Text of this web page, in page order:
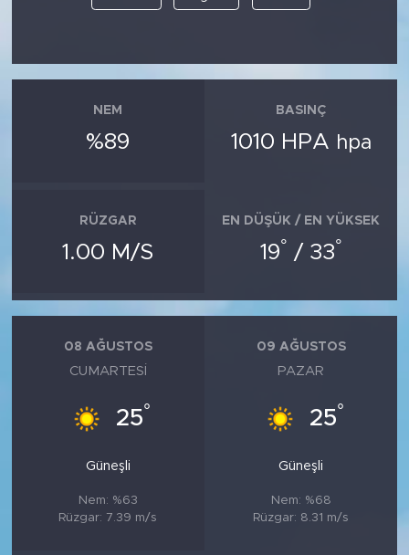
NEM
%89
BASINÇ
1010 HPA hpa
RÜZGAR
1.00 M/S
EN DÜŞÜK / EN YÜKSEK
19° / 33°
08 AĞUSTOS
CUMARTESI
25°
Güneşli
Nem: %63
Rüzgar: 7.39 m/s
09 AĞUSTOS
PAZAR
25°
Güneşli
Nem: %68
Rüzgar: 8.31 m/s